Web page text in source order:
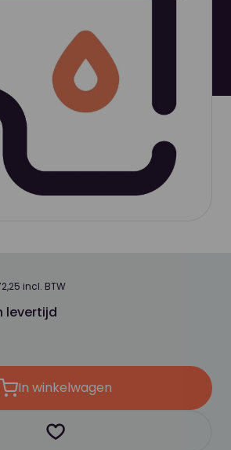
incl. BTW
levertijd
In winkelwagen
Product toevoegen als